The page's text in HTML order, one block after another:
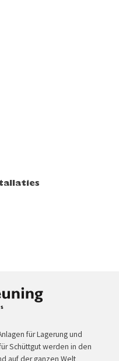
für Lagerung und
Schüttgut werden in den
auf der ganzen Welt